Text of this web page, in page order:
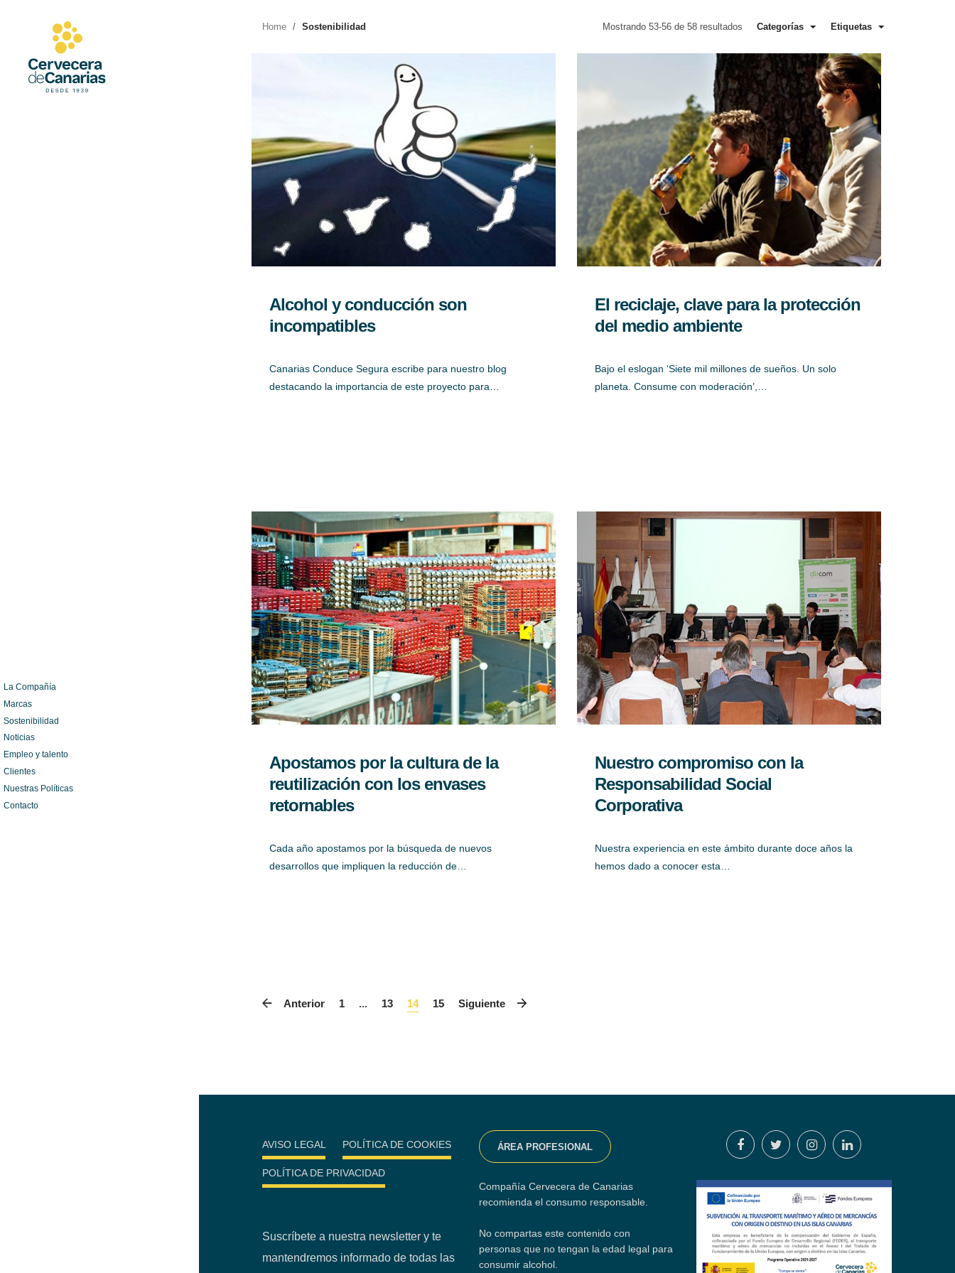
La Compañía
Marcas
Sostenibilidad
Noticias
Empleo y talento
Clientes
Nuestras Políticas
Contacto
Home / Sostenibilidad Mostrando 53-56 de 58 resultados Categorías Etiquetas
Alcohol y conducción son
incompatibles
Canarias Conduce Segura escribe para nuestro blog
destacando la importancia de este proyecto para…
El reciclaje, clave para la protección
del medio ambiente
Bajo el eslogan ‘Siete mil millones de sueños. Un solo
planeta. Consume con moderación’,…
Apostamos por la cultura de la
reutilización con los envases
retornables
Cada año apostamos por la búsqueda de nuevos
desarrollos que impliquen la reducción de…
Nuestro compromiso con la
Responsabilidad Social
Corporativa
Nuestra experiencia en este ámbito durante doce años la
hemos dado a conocer esta…
Anterior 1 ... 13 14 15 Siguiente
AVISO LEGAL POLÍTICA DE COOKIES
POLÍTICA DE PRIVACIDAD
Suscríbete a nuestra newsletter y te
mantendremos informado de todas las
ÁREA PROFESIONAL
Compañía Cervecera de Canarias
recomienda el consumo responsable.
No compartas este contenido con
personas que no tengan la edad legal para
consumir alcohol.